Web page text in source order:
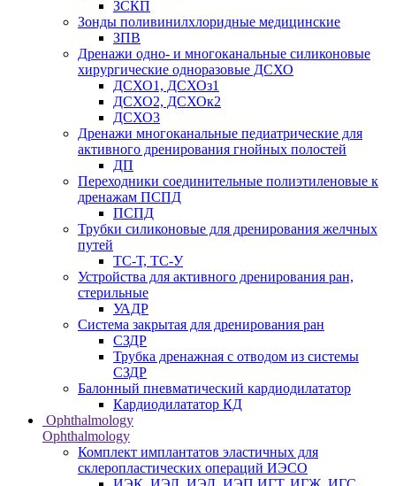
ЗСКП
Зонды поливинилхлоридные медицинские
ЗПВ
Дренажи одно- и многоканальные силиконовые
хирургические одноразовые ДСХО
ДСХО1, ДСХОз1
ДСХО2, ДСХОк2
ДСХО3
Дренажи многоканальные педиатрические для
активного дренирования гнойных полостей
ДП
Переходники соединительные полиэтиленовые к
дренажам ПСПД
ПСПД
Трубки силиконовые для дренирования желчных
путей
ТС-Т, ТС-У
Устройства для активного дренирования ран,
стерильные
УАДР
Система закрытая для дренирования ран
СЗДР
Трубка дренажная с отводом из системы
СЗДР
Балонный пневматический кардиодилататор
Кардиодилататор КД
Ophthalmology
Ophthalmology
Комплект имплантатов эластичных для
склеропластических операций ИЭСО